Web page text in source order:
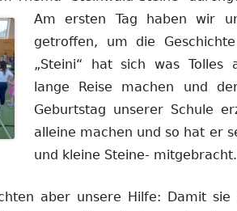
Am ersten Tag haben wir
getroffen, um die
„Steini“ hat sich was Tolles
lange Reise machen und
Geburtstag unserer Schule
alleine machen und so hat er
und kleine Steine- mitgebracht.
aber unsere Hilfe: Damit sie